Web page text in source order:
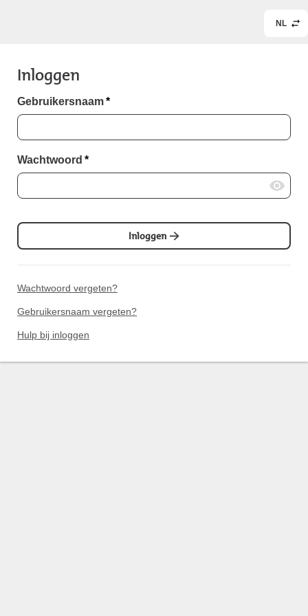
NL
Inloggen
Gebruikersnaam*
Wachtwoord *
Inloggen
Wachtwoord vergeten?
Gebruikersnaam vergeten?
Hulp bij inloggen